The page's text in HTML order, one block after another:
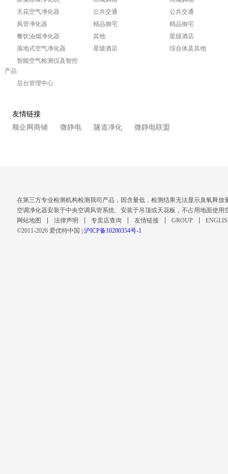
天花空气净化器
风管净化器
餐饮油烟净化器
落地式空气净化器
智能空气检测仪及智控
产品
后台管理中心
公共交通
精品御宅
其他
星级酒店
公共交通
精品御宅
星级酒店
综合体及其他
友情链接
顺企网商铺
微静电 隧道净化 微静电联盟
在第三方专业检测机构检测我司产品，因含量低，检测结果无法显示臭氧释放
空调净化器安装于中央空调风管系统、安装于吊顶或天花板，不占用地面使用
网站地图
法律声明 专卖店查询 友情链接 GROUP
©2011-2026 爱优特中国 | 沪ICP备10200354号-1